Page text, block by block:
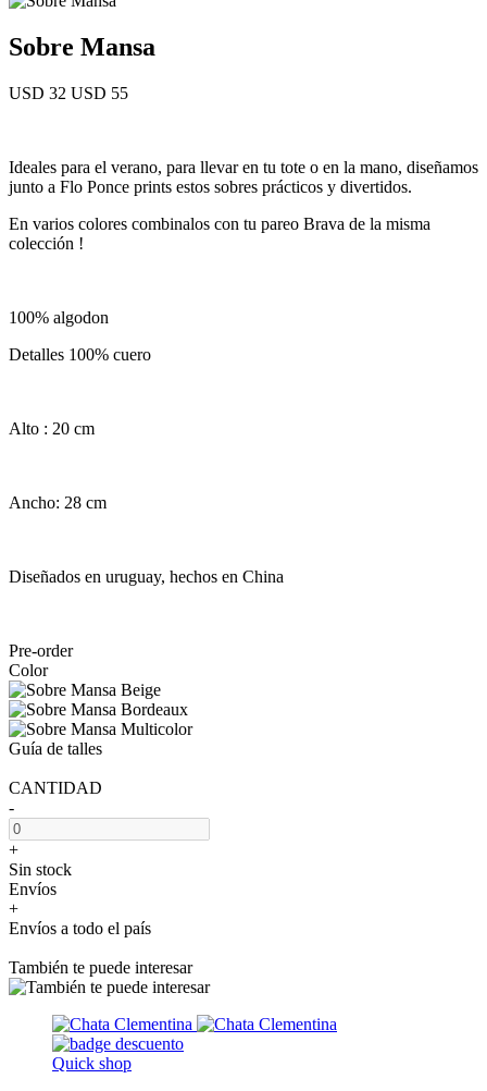
Sobre Mansa
USD 32 USD 55
Ideales para el verano, para llevar en tu tote o en la mano, diseñamos
junto a Flo Ponce prints estos sobres prácticos y divertidos.
En varios colores combinalos con tu pareo Brava de la misma
colección !
100% algodon
Detalles 100% cuero
Alto : 20 cm
Ancho: 28 cm
Diseñados en uruguay, hechos en China
Pre-order
Color
Guía de talles
CANTIDAD
-
+
Sin stock
Envíos
+
Envíos a todo el país
También te puede interesar
Quick shop